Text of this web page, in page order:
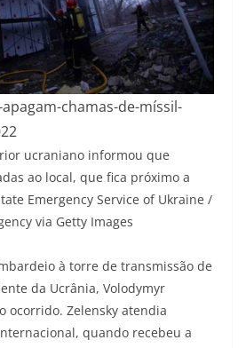
chamas-de-míssil-
ucraniano informou que
ao local, que fica próximo a
Emergency Service of Ukraine /
via Getty Images
à torre de transmissão de
da Ucrânia, Volodymyr
ocorrido. Zelensky atendia
quando recebeu a